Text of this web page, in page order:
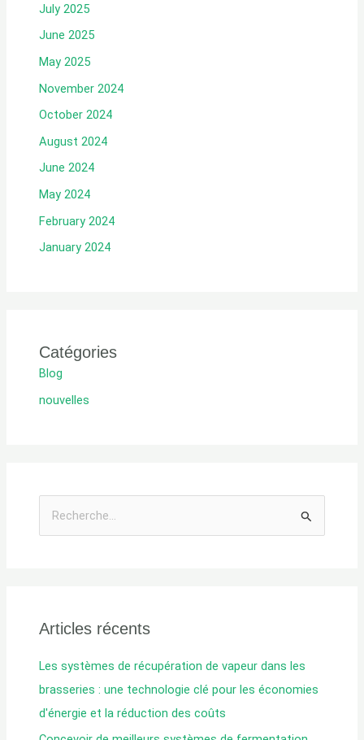
July 2025
June 2025
May 2025
November 2024
October 2024
August 2024
June 2024
May 2024
February 2024
January 2024
Catégories
Blog
nouvelles
r
c
h
e
d
Articles récents
Les systèmes de récupération de vapeur dans les
brasseries : une technologie clé pour les économies
d'énergie et la réduction des coûts